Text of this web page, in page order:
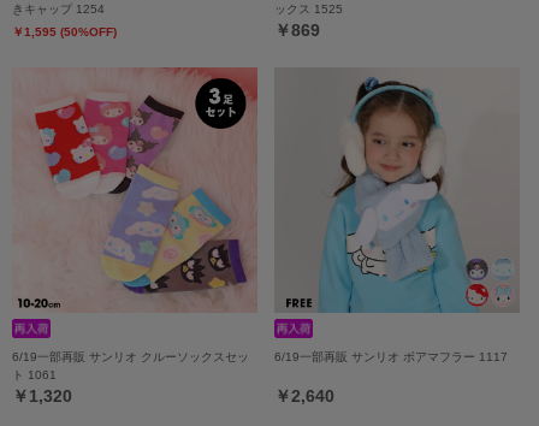
きキャップ 1254
￥1,595 (50%OFF)
ックス 1525
￥869
6/19一部再販 サンリオ クルーソックスセッ
ト 1061
￥1,320
6/19一部再販 サンリオ ボアマフラー 1117
￥2,640